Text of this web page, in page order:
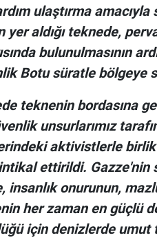
ulaştırma amacıyla
aldığı teknede,
bulunulmasının
Botu süratle bölgeye
teknenin bordasına
unsurlarımız
aktivistlerle
ettirildi. Gazze'nin
insanlık onurunun,
her zaman en güçlü
için denizlerde umut